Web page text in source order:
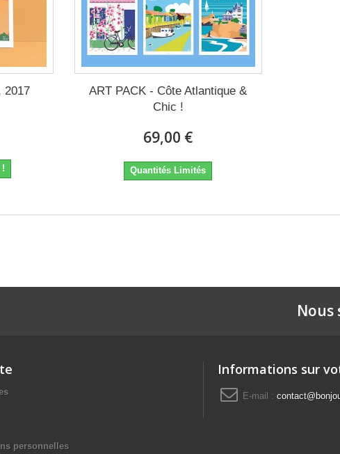
2017
!
ART PACK - Côte Atlantique &
Chic !
69,00 €
Quantités Limités
Nous
personnelles
Informations sur
E-mail :